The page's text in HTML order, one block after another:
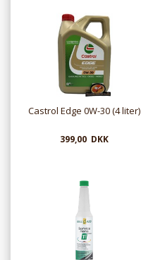
Castrol Edge 0W-30 (4 liter)
399,00 DKK